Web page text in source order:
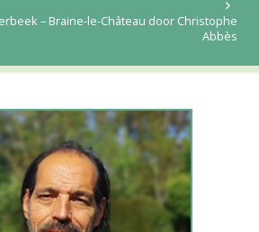
– Braine-le-Château door Christophe
Abbès